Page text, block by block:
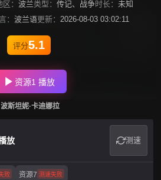
区： 波兰类型： 传记、 战争时长： 未知
： 波兰语更新： 2026-08-03 03:02:11
评分5.1
资源1 播放
波斯坦妮·卡迪娜拉
放 测速
败 资源7 测速失败